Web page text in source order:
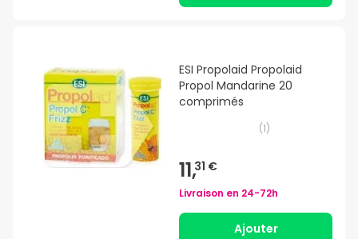
ESI Propolaid Propolaid
Propol Mandarine 20
comprimés
(1)
11,31 €
Livraison en 24-72h
Ajouter